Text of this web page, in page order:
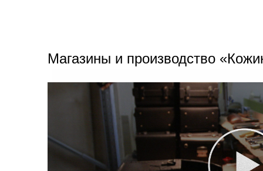
Магазины и производство